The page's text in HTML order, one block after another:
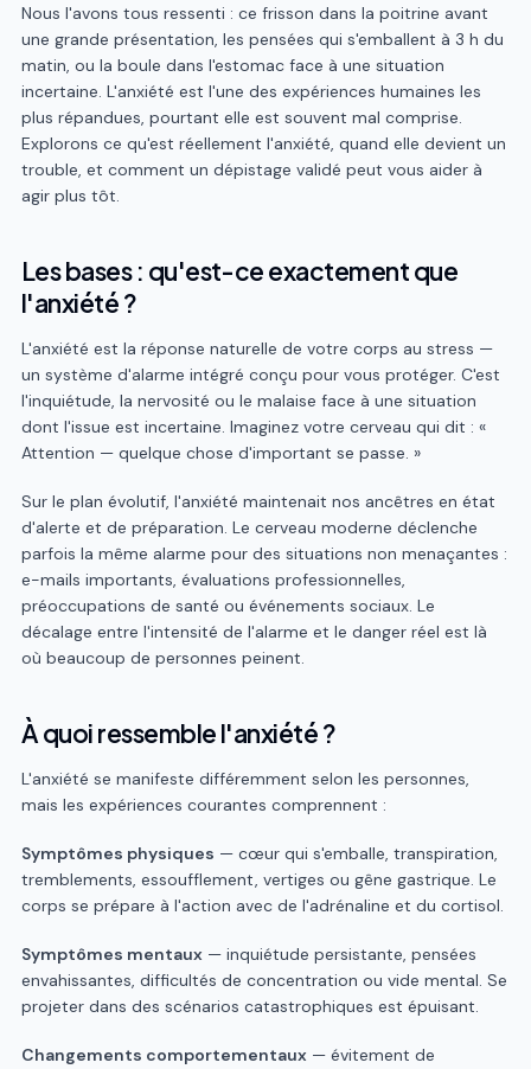
Nous l'avons tous ressenti : ce frisson dans la poitrine avant
une grande présentation, les pensées qui s'emballent à 3 h du
matin, ou la boule dans l'estomac face à une situation
incertaine. L'anxiété est l'une des expériences humaines les
plus répandues, pourtant elle est souvent mal comprise.
Explorons ce qu'est réellement l'anxiété, quand elle devient un
trouble, et comment un dépistage validé peut vous aider à
agir plus tôt.
Les bases : qu'est-ce exactement que
l'anxiété ?
L'anxiété est la réponse naturelle de votre corps au stress —
un système d'alarme intégré conçu pour vous protéger. C'est
l'inquiétude, la nervosité ou le malaise face à une situation
dont l'issue est incertaine. Imaginez votre cerveau qui dit : «
Attention — quelque chose d'important se passe. »
Sur le plan évolutif, l'anxiété maintenait nos ancêtres en état
d'alerte et de préparation. Le cerveau moderne déclenche
parfois la même alarme pour des situations non menaçantes :
e-mails importants, évaluations professionnelles,
préoccupations de santé ou événements sociaux. Le
décalage entre l'intensité de l'alarme et le danger réel est là
où beaucoup de personnes peinent.
À quoi ressemble l'anxiété ?
L'anxiété se manifeste différemment selon les personnes,
mais les expériences courantes comprennent :
Symptômes physiques — cœur qui s'emballe, transpiration,
tremblements, essoufflement, vertiges ou gêne gastrique. Le
corps se prépare à l'action avec de l'adrénaline et du cortisol.
Symptômes mentaux — inquiétude persistante, pensées
envahissantes, difficultés de concentration ou vide mental. Se
projeter dans des scénarios catastrophiques est épuisant.
Changements comportementaux — évitement de